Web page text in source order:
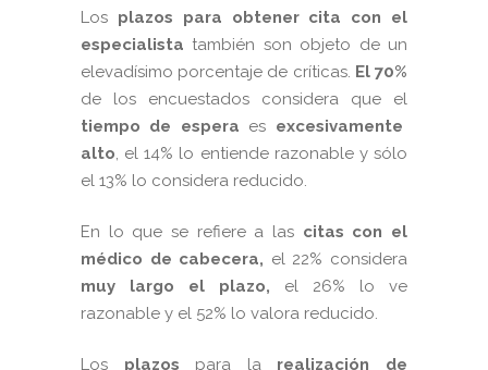
Los plazos para obtener cita con el
especialista también son objeto de un
elevadísimo porcentaje de críticas. El 70%
de los encuestados considera que el
tiempo de espera es excesivamente
alto , el 14% lo entiende razonable y sólo
el 13% lo considera reducido.
En lo que se refiere a las citas con el
médico de cabecera, el 22% considera
muy largo el plazo, el 26% lo ve
razonable y el 52% lo valora reducido.
Los plazos para la realización de